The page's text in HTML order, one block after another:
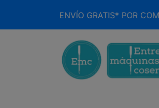
ENVÍO GRATIS* POR